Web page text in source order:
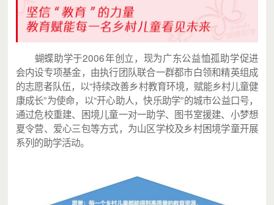
蝴蝶助学于2006年创立，现为广东公益恤孤助学促进
会内设专项基金，由执行团队联合一群都市白领和精英组成
的志愿者队伍，以“持续改善乡村教育环境，赋能乡村儿童健
康成长”为使命，以“开心助人，快乐助学”的城市公益口号，
通过危校重建、困境儿童一对一助学、图书室援建、小梦想
夏令营、爱心三包等方式，为山区学校及乡村困境学童开展
系列的助学活动。